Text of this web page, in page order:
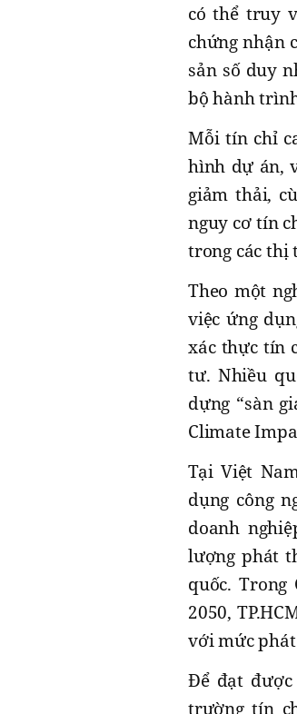
có thể truy
chứng nhận
sản số duy
bộ hành
Mỗi tín chỉ
hình dự án,
giảm thải,
nguy cơ tín
trong các thị
Theo một
việc ứng
xác thực tín
tư. Nhiều
dựng “sàn
Climate
Tại Việt
dụng công
doanh
lượng phát
quốc.
2050,
với mức
Để đạt
trường tín